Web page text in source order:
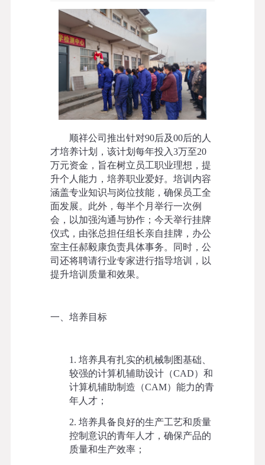
顺祥公司推出针对90后及00后的人
才培养计划，该计划每年投入3万至20
万元资金，旨在树立员工职业理想 ，提
升个人能力，培养职业爱好。培训内容
涵盖专业知识与岗位技能，确保员工全
面发展。此外，每半个月举行一次例
会，以加强沟通与协作；今天举行挂牌
仪式，由张总担任组长亲自挂牌，办公
室主任郝毅康负责具体事务。同时，公
司还将聘请行业专家进行指导培训，以
提升培训质量和效果。
一 、培养目标
1. 培养具有扎实的机械制图基础、
较强的计算机辅助设计（CAD）和
计算机辅助制造（CAM）能力的青
年人才；
2. 培养具备良好的生产工艺和质量
控制意识的青年人才，确保产品的
质量和生产效率；